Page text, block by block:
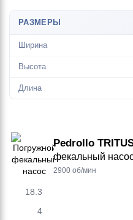
РАЗМЕРЫ
Ширина
Высота
Длина
Pedrollo
фекальный
2900 об/мин
18.3
4